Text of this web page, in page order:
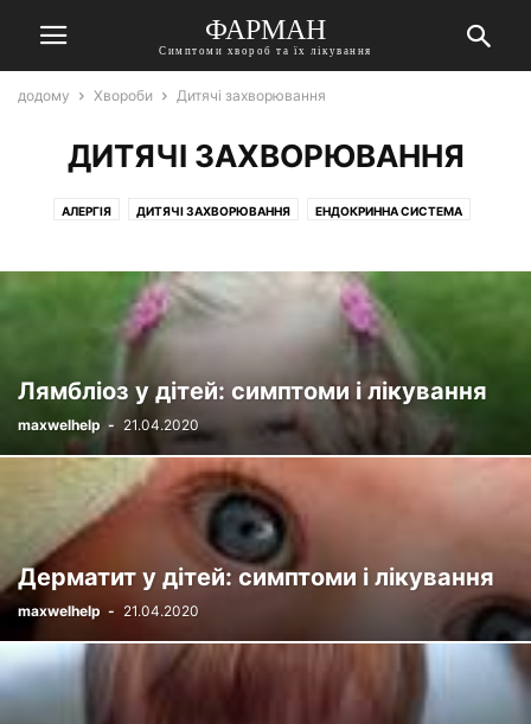
ФАРМАН
Симптоми хвороб та їх лікування
додому Хвороби Дитячі захворювання
ДИТЯЧІ ЗАХВОРЮВАННЯ
АЛЕРГІЯ ДИТЯЧІ ЗАХВОРЮВАННЯ ЕНДОКРИННА СИСТЕМА
ІНШІ ЗАХВОРЮВАННЯ І СТАНИ ЛОГОПЕДІЯ НАРКОЛОГІЯ
НЕВРОЛОГІЯ ОРГАНИ ДИХАННЯ ОТОЛАРИНГОЛОГІЯ
СЕРЦЕ І СУДИНИ ЧОЛОВІЧІ ЗАХВОРЮВАННЯ
Лямбліоз у дітей: симптоми і лікування
maxwelhelp - 21.04.2020
Дерматит у дітей: симптоми і лікування
maxwelhelp - 21.04.2020